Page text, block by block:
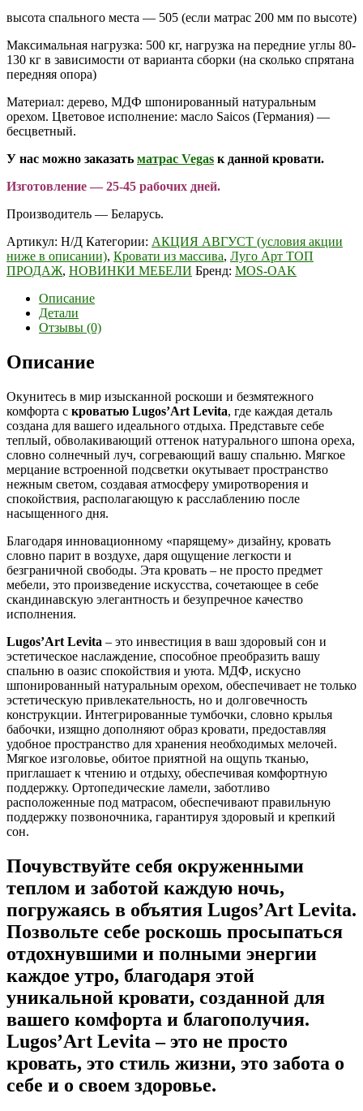
высота спального места — 505 (если матрас 200 мм по высоте)
Максимальная нагрузка: 500 кг, нагрузка на передние углы 80-
130 кг в зависимости от варианта сборки (на сколько спрятана
передняя опора)
Материал: дерево, МДФ шпонированный натуральным
орехом. Цветовое исполнение: масло Saicos (Германия) —
бесцветный.
У нас можно заказать матрас Vegas к данной кровати.
Изготовление — 25-45 рабочих дней.
Производитель — Беларусь.
Артикул: Н/Д Категории: АКЦИЯ АВГУСТ (условия акции
ниже в описании), Кровати из массива, Луго Арт ТОП
ПРОДАЖ, НОВИНКИ МЕБЕЛИ Бренд: MOS-OAK
Описание
Детали
Отзывы (0)
Описание
Окунитесь в мир изысканной роскоши и безмятежного
комфорта с кроватью Lugos’Art Levita, где каждая деталь
создана для вашего идеального отдыха. Представьте себе
теплый, обволакивающий оттенок натурального шпона ореха,
словно солнечный луч, согревающий вашу спальню. Мягкое
мерцание встроенной подсветки окутывает пространство
нежным светом, создавая атмосферу умиротворения и
спокойствия, располагающую к расслаблению после
насыщенного дня.
Благодаря инновационному «парящему» дизайну, кровать
словно парит в воздухе, даря ощущение легкости и
безграничной свободы. Эта кровать – не просто предмет
мебели, это произведение искусства, сочетающее в себе
скандинавскую элегантность и безупречное качество
исполнения.
Lugos’Art Levita – это инвестиция в ваш здоровый сон и
эстетическое наслаждение, способное преобразить вашу
спальню в оазис спокойствия и уюта. МДФ, искусно
шпонированный натуральным орехом, обеспечивает не только
эстетическую привлекательность, но и долговечность
конструкции. Интегрированные тумбочки, словно крылья
бабочки, изящно дополняют образ кровати, предоставляя
удобное пространство для хранения необходимых мелочей.
Мягкое изголовье, обитое приятной на ощупь тканью,
приглашает к чтению и отдыху, обеспечивая комфортную
поддержку. Ортопедические ламели, заботливо
расположенные под матрасом, обеспечивают правильную
поддержку позвоночника, гарантируя здоровый и крепкий
сон.
Почувствуйте себя окруженными
теплом и заботой каждую ночь,
погружаясь в объятия Lugos’Art Levita.
Позвольте себе роскошь просыпаться
отдохнувшими и полными энергии
каждое утро, благодаря этой
уникальной кровати, созданной для
вашего комфорта и благополучия.
Lugos’Art Levita – это не просто
кровать, это стиль жизни, это забота о
себе и о своем здоровье.